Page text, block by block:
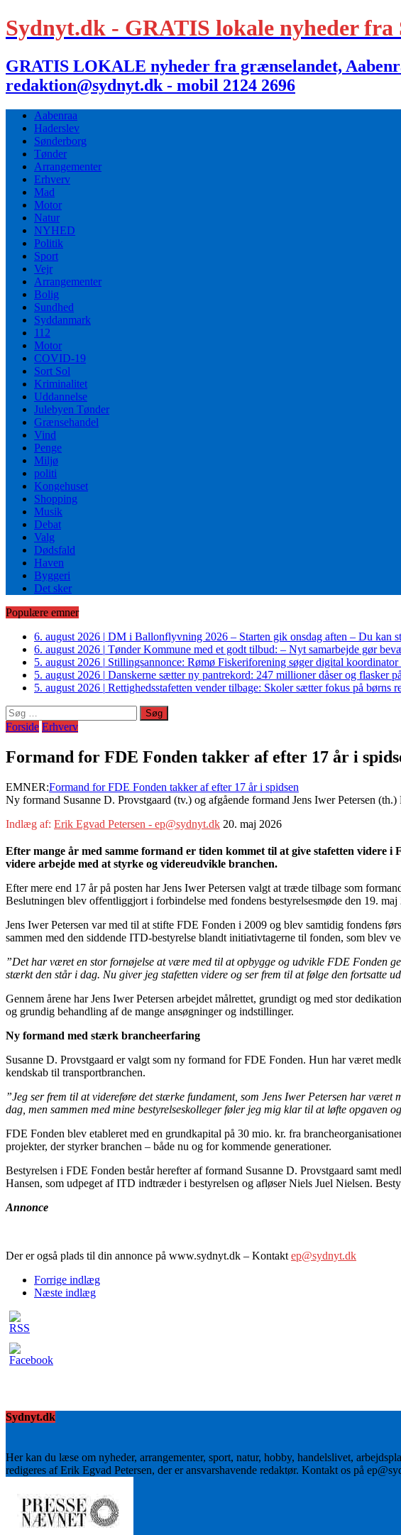
Sydnyt.dk - GRATIS lokale nyheder
GRATIS LOKALE nyheder fra grænselandet,
redaktion@sydnyt.dk - mobil 2124 2696
Aabenraa
Haderslev
Sønderborg
Tønder
Arrangementer
Erhverv
Mad
Motor
Natur
NYHED
Politik
Sport
Vejr
Arrangementer
Bolig
Sundhed
Syddanmark
112
Motor
COVID-19
Sort Sol
Kriminalitet
Uddannelse
Julebyen Tønder
Grænsehandel
Vind
Penge
Miljø
politi
Kongehuset
Shopping
Musik
Debat
Valg
Dødsfald
Haven
Byggeri
Det sker
Populære emner
6. august 2026 | DM i Ballonflyvning 2026 – Starten gik onsdag aften – Du kan
6. august 2026 | Tønder Kommune med et godt tilbud: – Nyt samarbejde gør
5. august 2026 | Stillingsannonce: Rømø Fiskeriforening søger digital
5. august 2026 | Danskerne sætter ny pantrekord: 247 millioner dåser og flasker
5. august 2026 | Rettighedsstafetten vender tilbage: Skoler sætter fokus på børns
Søg
efter:
Forside Erhverv
Formand for FDE Fonden takker af efter 17 år i
EMNER:Formand for FDE Fonden takker af efter 17 år i spidsen
Ny formand Susanne D. Provstgaard (tv.) og afgående formand Jens Iwer Petersen (th.)
Indlæg af: Erik Egvad Petersen - ep@sydnyt.dk 20. maj 2026
Efter mange år med samme formand er tiden kommet til at give stafetten
videre arbejde med at styrke og videreudvikle branchen.
Efter mere end 17 år på posten har Jens Iwer Petersen valgt at træde tilbage som
Beslutningen blev offentliggjort i forbindelse med fondens bestyrelsesmøde den 19. maj
Jens Iwer Petersen var med til at stifte FDE Fonden i 2009 og blev samtidig fondens
sammen med den siddende ITD-bestyrelse blandt initiativtagerne til fonden, som blev
”Det har været en stor fornøjelse at være med til at opbygge og udvikle FDE Fonden
stærkt den står i dag. Nu giver jeg stafetten videre og ser frem til at følge den fortsatte
Gennem årene har Jens Iwer Petersen arbejdet målrettet, grundigt og med stor
og grundig behandling af de mange ansøgninger og indstillinger.
Ny formand med stærk brancheerfaring
Susanne D. Provstgaard er valgt som ny formand for FDE Fonden. Hun har været
kendskab til transportbranchen.
”Jeg ser frem til at videreføre det stærke fundament, som Jens Iwer Petersen har
dag, men sammen med mine bestyrelseskolleger føler jeg mig klar til at løfte
FDE Fonden blev etableret med en grundkapital på 30 mio. kr. fra
projekter, der styrker branchen – både nu og for kommende generationer.
Bestyrelsen i FDE Fonden består herefter af formand Susanne D. Provstgaard samt
Hansen, som udpeget af ITD indtræder i bestyrelsen og afløser Niels Juel Nielsen.
Annonce
Der er også plads til din annonce på www.sydnyt.dk – Kontakt ep@sydnyt.dk
Forrige indlæg
Næste indlæg
Sydnyt.dk
Her kan du læse om nyheder, arrangementer, sport, natur, hobby, handelslivet,
redigeres af Erik Egvad Petersen, der er ansvarshavende redaktør. Kontakt os på